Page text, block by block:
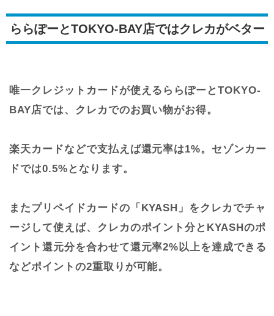
ららぽーとTOKYO-BAY店ではクレカがベター
唯一クレジットカードが使えるららぽーとTOKYO-
BAY店では、クレカでのお買い物がお得。
楽天カードなどで支払えば還元率は1%。セゾンカー
ドでは0.5%となります。
またプリペイドカードの「KYASH」をクレカでチャ
ージして使えば、クレカのポイント分とKYASHのポ
イント還元分を合わせて還元率2%以上を達成できる
などポイントの2重取りが可能。